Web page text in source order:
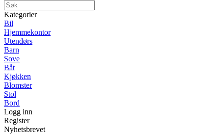
Kategorier
Bil
Hjemmekontor
Utendørs
Barn
Sove
Båt
Kjøkken
Blomster
Stol
Bord
Logg inn
Register
Nyhetsbrevet